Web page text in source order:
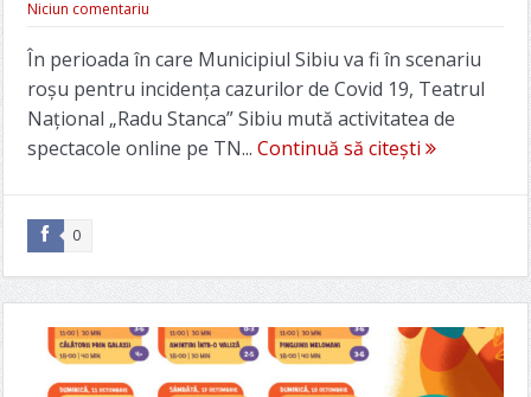
Niciun comentariu
În perioada în care Municipiul Sibiu va fi în scenariu
roșu pentru incidența cazurilor de Covid 19, Teatrul
Național „Radu Stanca” Sibiu mută activitatea de
spectacole online pe TN... Continuă să citești
0